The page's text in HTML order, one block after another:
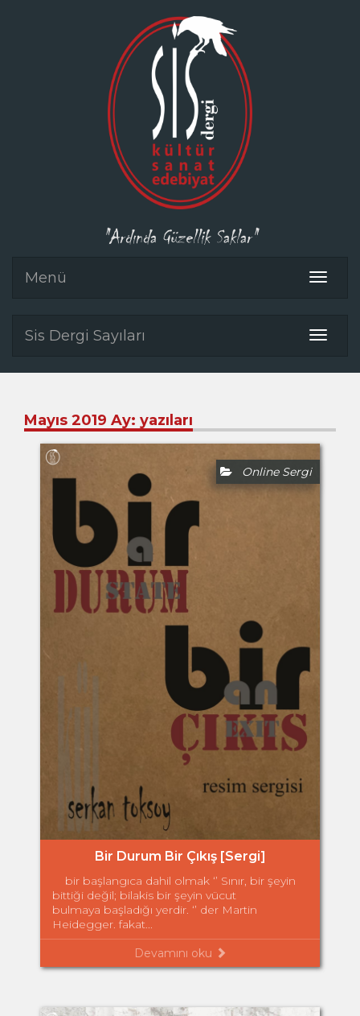
"Ardında Güzellik Saklar"
Toggle
Menü
Toggle
Sis Dergi Sayıları
Ay:
Mayıs 2019 yazıları
Online Sergi
Bir Durum Bir Çıkış [Sergi]
bir başlangıca dahil olmak ‘’ Sınır, bir şeyin
bittiği değil; bilakis bir şeyin vücut
bulmaya başladığı yerdir. ‘’ der Martin
Heidegger. fakat...
Devamını oku